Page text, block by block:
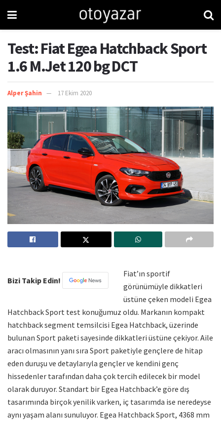
Test: Fiat Egea Hatchback Sport
1.6 M.Jet 120 bg DCT
Alper Şahin 17 Ekim 2020
Bizi Takip Edin!
Fiat’ın sportif
görünümüyle dikkatleri
üstüne çeken modeli Egea
Hatchback Sport test konuğumuz oldu. Markanın kompakt
hatchback segment temsilcisi Egea Hatchback, üzerinde
bulunan Sport paketi sayesinde dikkatleri üstüne çekiyor. Aile
aracı olmasının yanı sıra Sport paketiyle gençlere de hitap
eden duruşu ve detaylarıyla gençler ve kendini genç
hissedenler tarafından daha çok tercih edilecek bir model
olarak duruyor. Standart bir Egea Hatchback’e göre dış
tasarımında birçok yenilik varken, iç tasarımda ise neredeyse
aynı yaşam alanı sunuluyor. Egea Hatchback Sport, 4368 mm